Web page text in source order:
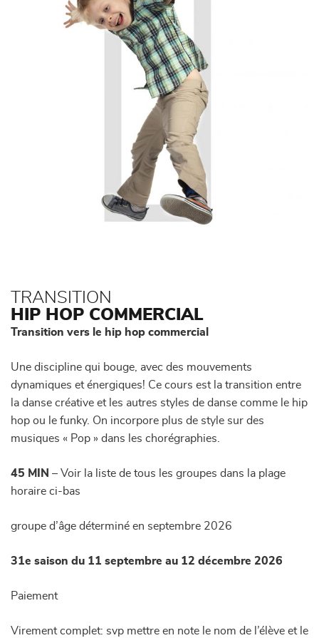
TRANSITION
HIP HOP COMMERCIAL
Transition vers le hip hop commercial
Une discipline qui bouge, avec des mouvements
dynamiques et énergiques! Ce cours est la transition entre
la danse créative et les autres styles de danse comme le hip
hop ou le funky. On incorpore plus de style sur des
musiques « Pop » dans les chorégraphies.
45 MIN – Voir la liste de tous les groupes dans la plage
horaire ci-bas
groupe d’âge déterminé en septembre 2026
31e saison du 11 septembre au 12 décembre 2026
Paiement
Virement complet: svp mettre en note le nom de l’élève et le